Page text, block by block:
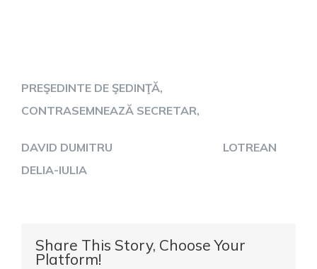
PREŞEDINTE DE ŞEDINŢĂ,
CONTRASEMNEAZĂ SECRETAR,
DAVID DUMITRU LOTREAN
DELIA-IULIA
Share This Story, Choose Your
Platform!